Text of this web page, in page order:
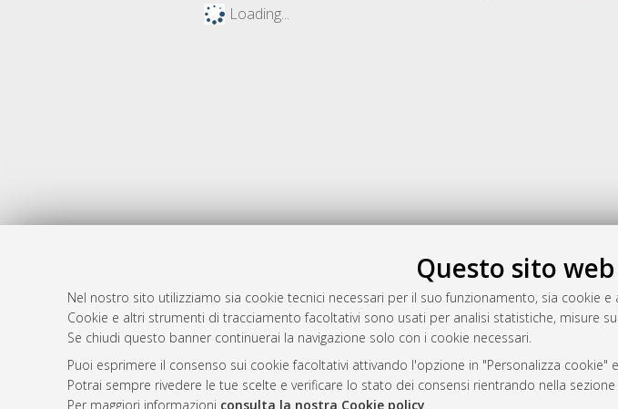
Questo sito
Nel nostro sito utilizziamo sia cookie tecnici necessari per il suo funzionamento, sia
Cookie e altri strumenti di tracciamento facoltativi sono usati per analisi statistiche, misure
Se chiudi questo banner continuerai la navigazione solo con i cookie necessari.
Puoi esprimere il consenso sui cookie facoltativi attivando l'opzione in "Personalizza
Potrai sempre rivedere le tue scelte e verificare lo stato dei consensi rientrando nella
Per maggiori informazioni consulta la nostra Cookie policy
Loading...
Gestione del
Atom
Rss 1.0
Rss 2.0
AMS Laurea
Servizio implementato e gestito da
Impostazioni Cookie
Informativa sulla privacy